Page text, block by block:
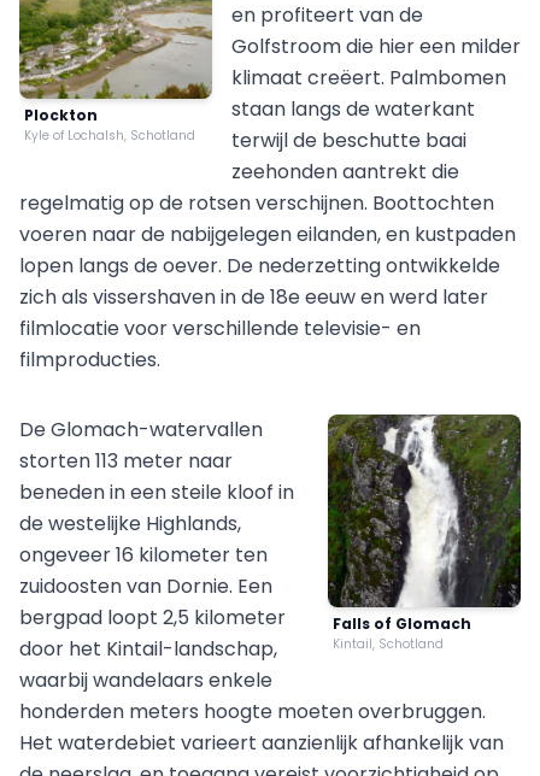
Plockton
Kyle of Lochalsh, Schotland
en profiteert van de
Golfstroom die hier een milder
klimaat creëert. Palmbomen
staan langs de waterkant
terwijl de beschutte baai
zeehonden aantrekt die
regelmatig op de rotsen verschijnen. Boottochten
voeren naar de nabijgelegen eilanden, en kustpaden
lopen langs de oever. De nederzetting ontwikkelde
zich als vissershaven in de 18e eeuw en werd later
filmlocatie voor verschillende televisie- en
filmproducties.
Falls of Glomach
Kintail, Schotland
De Glomach-watervallen
storten 113 meter naar
beneden in een steile kloof in
de westelijke Highlands,
ongeveer 16 kilometer ten
zuidoosten van Dornie. Een
bergpad loopt 2,5 kilometer
door het Kintail-landschap,
waarbij wandelaars enkele
honderden meters hoogte moeten overbruggen.
Het waterdebiet varieert aanzienlijk afhankelijk van